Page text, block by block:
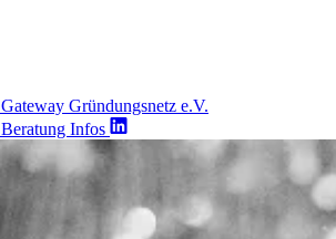
Gateway Gründungsnetz e.V.
Beratung Infos